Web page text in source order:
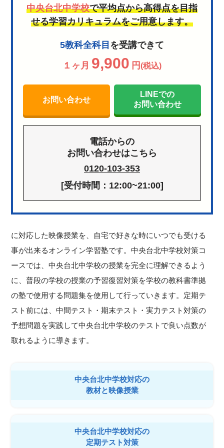
中央台北中学校で平均点から高得点を目指
せる学習カリキュラムをご用意します。
5教科全科目 を受講できて
１ヶ月 9,900 円(税込)
お問い合わせ
LINEでの
お問い合わせ
電話からの
お問い合わせはこちら
0120-103-353
[受付時間：12:00~21:00]
に対応した映像授業を、自宅で好きな時にいつでも受ける
事が出来るオンライン学習塾です。中央台北中学校対策コ
ースでは、中央台北中学校の授業を完全に理解できるよう
に、普段の学校の授業の予習復習対策を学校の教科書準拠
の塾で使用する問題集を使用して行っていきます。定期テ
スト前には、中間テスト・期末テスト・実力テスト対策の
予想問題を実践して中央台北中学校のテストで良い点数が
取れるように導きます。
中央台北中学校対応の
教材と映像授業
中央台北中学校対応の
定期テスト対策